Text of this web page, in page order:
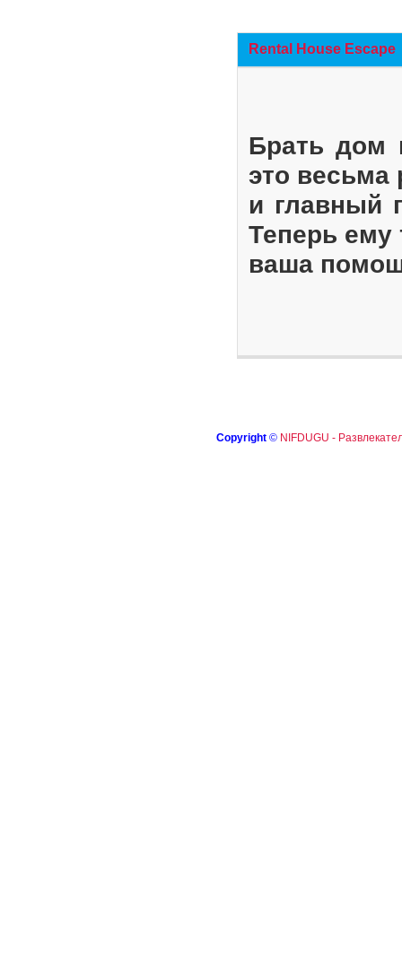
Rental House Escape
Брать дом
это весьма
и главный
Теперь ему
ваша
Copyright © NIFDUGU -